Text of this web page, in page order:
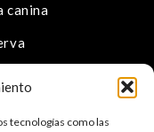
tecnologías como las
canina